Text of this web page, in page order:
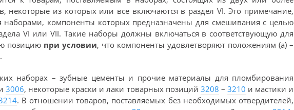
некоторые из которых или все включаются в раздел VI. Это примечание,
наборами, компоненты которых предназначены для смешивания с целью
VI или VII. Такие наборы должны включаться в соответствующую для
позицию при условии, что компоненты удовлетворяют положениям (а) –
наборах – зубные цементы и прочие материалы для пломбирования
3006, некоторые краски и лаки товарных позиций 3208 – 3210 и мастики и
. В отношении товаров, поставляемых без необходимых отвердителей,